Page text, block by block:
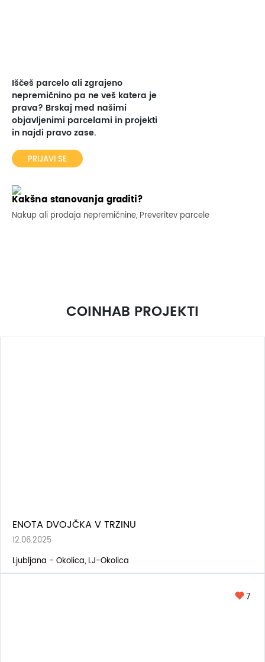
Iščeš parcelo ali zgrajeno
nepremičnino pa ne veš katera je
prava? Brskaj med našimi
objavljenimi parcelami in projekti
in najdi pravo zase.
PRIJAVI SE
Kakšna stanovanja graditi?
Nakup ali prodaja nepremičnine, Preveritev parcele
COINHAB PROJEKTI
ENOTA DVOJČKA V TRZINU
12.06.2025
Ljubljana - Okolica, LJ-Okolica
7